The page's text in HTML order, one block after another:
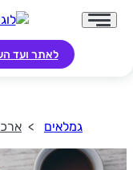
לאתר ועד
גמלאים